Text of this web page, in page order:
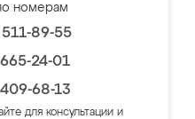
номерам
89-55
24-01
68-13
для консультации и